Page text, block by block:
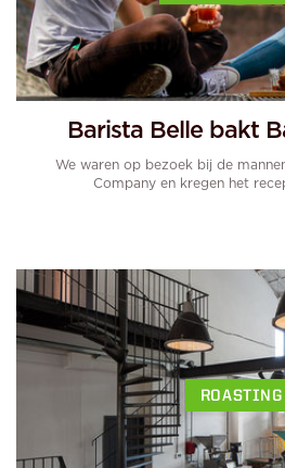
Barista Belle bakt
We waren op bezoek bij de
Company en kregen het
ROASTING